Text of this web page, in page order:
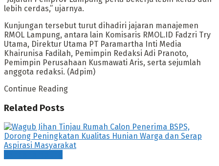
lebih cerdas,” ujarnya.
Kunjungan tersebut turut dihadiri jajaran manajemen
RMOL Lampung, antara lain Komisaris RMOL.ID Fadzri Try
Utama, Direktur Utama PT Paramartha Inti Media
Khairunisa Fadilah, Pemimpin Redaksi Adi Pranoto,
Pemimpin Perusahaan Kusmawati Aris, serta sejumlah
anggota redaksi. (Adpim)
Continue Reading
Related Posts